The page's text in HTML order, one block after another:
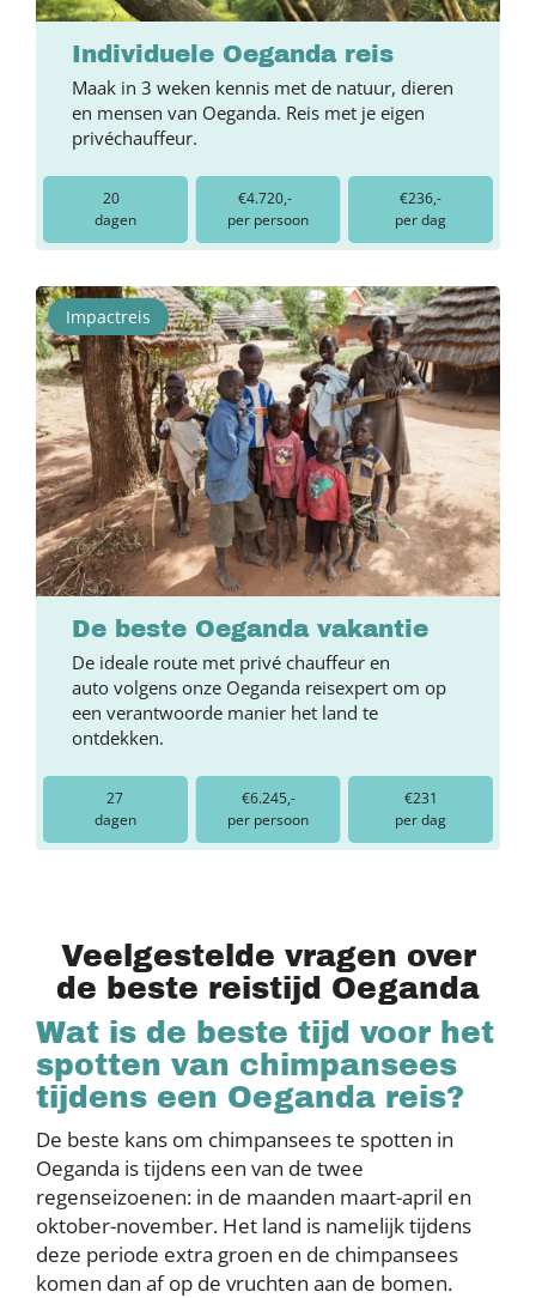
Individuele Oeganda reis
Maak in 3 weken kennis met de natuur, dieren
en mensen van Oeganda. Reis met je eigen
privéchauffeur.
20
dagen
€4.720,-
per persoon
€236,-
per dag
Impactreis
De beste Oeganda vakantie
De ideale route met privé chauffeur en
auto volgens onze Oeganda reisexpert om op
een verantwoorde manier het land te
ontdekken.
27
dagen
€6.245,-
per persoon
€231
per dag
Veelgestelde vragen over
de beste reistijd Oeganda
Wat is de beste tijd voor het
spotten van chimpansees
tijdens een Oeganda reis?
De beste kans om chimpansees te spotten in
Oeganda is tijdens een van de twee
regenseizoenen: in de maanden maart-april en
oktober-november. Het land is namelijk tijdens
deze periode extra groen en de chimpansees
komen dan af op de vruchten aan de bomen.